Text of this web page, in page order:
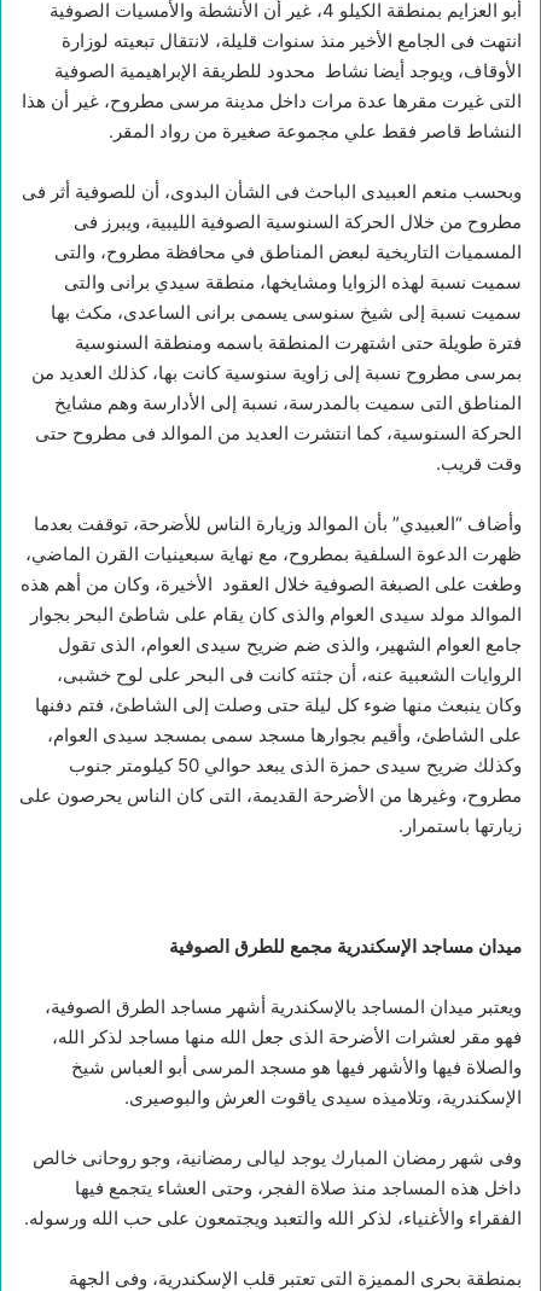
أبو العزايم بمنطقة الكيلو 4، غير أن الأنشطة والأمسيات الصوفية
انتهت فى الجامع الأخير منذ سنوات قليلة، لانتقال تبعيته لوزارة
الأوقاف، ويوجد أيضا نشاط محدود للطريقة الإبراهيمية الصوفية
التى غيرت مقرها عدة مرات داخل مدينة مرسى مطروح، غير أن هذا
النشاط قاصر فقط علي مجموعة صغيرة من رواد المقر.
وبحسب منعم العبيدى الباحث فى الشأن البدوى، أن للصوفية أثر فى
مطروح من خلال الحركة السنوسية الصوفية الليبية، ويبرز فى
المسميات التاريخية لبعض المناطق في محافظة مطروح، والتى
سميت نسبة لهذه الزوايا ومشايخها، منطقة سيدي برانى والتى
سميت نسبة إلى شيخ سنوسى يسمى برانى الساعدى، مكث بها
فترة طويلة حتى اشتهرت المنطقة باسمه ومنطقة السنوسية
بمرسى مطروح نسبة إلى زاوية سنوسية كانت بها، كذلك العديد من
المناطق التى سميت بالمدرسة، نسبة إلى الأدارسة وهم مشايخ
الحركة السنوسية، كما انتشرت العديد من الموالد فى مطروح حتى
وقت قريب.
وأضاف “العبيدي” بأن الموالد وزيارة الناس للأضرحة، توقفت بعدما
ظهرت الدعوة السلفية بمطروح، مع نهاية سبعينيات القرن الماضي،
وطغت على الصبغة الصوفية خلال العقود الأخيرة، وكان من أهم هذه
الموالد مولد سيدى العوام والذى كان يقام على شاطئ البحر بجوار
جامع العوام الشهير، والذى ضم ضريح سيدى العوام، الذى تقول
الروايات الشعبية عنه، أن جثته كانت فى البحر على لوح خشبى،
وكان ينبعث منها ضوء كل ليلة حتى وصلت إلى الشاطئ، فتم دفنها
على الشاطئ، وأقيم بجوارها مسجد سمى بمسجد سيدى العوام،
وكذلك ضريح سيدى حمزة الذى يبعد حوالي 50 كيلومتر جنوب
مطروح، وغيرها من الأضرحة القديمة، التى كان الناس يحرصون على
زيارتها باستمرار.
ميدان مساجد الإسكندرية مجمع للطرق الصوفية
ويعتبر ميدان المساجد بالإسكندرية أشهر مساجد الطرق الصوفية،
فهو مقر لعشرات الأضرحة الذى جعل الله منها مساجد لذكر الله،
والصلاة فيها والأشهر فيها هو مسجد المرسى أبو العباس شيخ
الإسكندرية، وتلاميذه سيدى ياقوت العرش والبوصيرى.
وفى شهر رمضان المبارك يوجد ليالى رمضانية، وجو روحانى خالص
داخل هذه المساجد منذ صلاة الفجر، وحتى العشاء يتجمع فيها
الفقراء والأغنياء، لذكر الله والتعبد ويجتمعون على حب الله ورسوله.
بمنطقة بحرى المميزة التى تعتبر قلب الإسكندرية، وفى الجهة